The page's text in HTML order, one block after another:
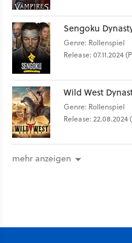
Sengoku
Genre: Rollenspiel
Release: 07.11.2024
Wild West
Genre: Rollenspiel
Release: 22.08.2024
mehr anzeigen